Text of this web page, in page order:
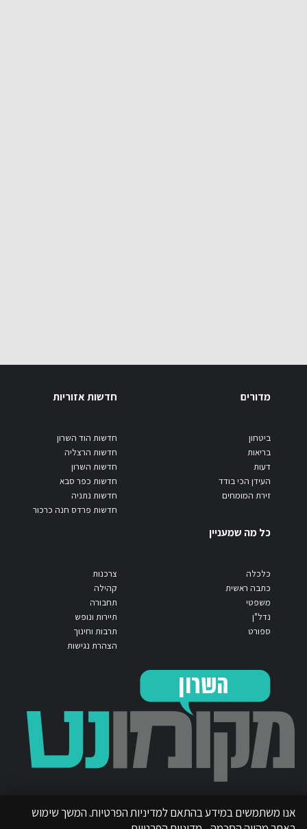
מדורים
ביטחון
בריאות
דעות
העידן הכי בודד
זירת המומחים
חדשות אזוריות
חדשות הוד השרון
חדשות הרצליה
חדשות השרון
חדשות כפר סבא
חדשות נתניה
חדשות פרדס חנה כרכור
כל מה שמעניין
כלכלה
כתבה ראשית
משפטי
נדל"ן
ספורט
צרכנות
קהילה
תחבורה
תיירות ונופש
תרבות וחינוך
הצהרת נגישות
אנו משתמשים במידע בהתאם למדיניות הפרטיות. המשך שימוש